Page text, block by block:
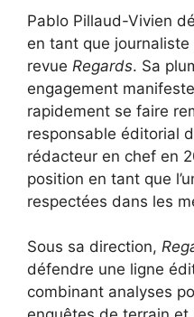
Pablo Pillaud-Vivien
en tant que
revue Regards. Sa
engagement
rapidement se faire
responsable éditorial
rédacteur en chef en
position en tant que
respectées dans les
Sous sa direction,
défendre une ligne
combinant analyses